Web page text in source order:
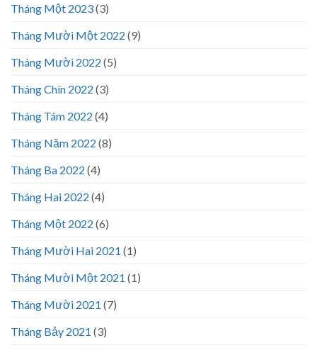
Tháng Một 2023(3)
Tháng Mười Một 2022 (9)
Tháng Mười 2022 (5)
Tháng Chín 2022 (3)
Tháng Tám 2022 (4)
Tháng Năm 2022 (8)
Tháng Ba 2022 (4)
Tháng Hai 2022 (4)
Tháng Một 2022 (6)
Tháng Mười Hai 2021 (1)
Tháng Mười Một 2021 (1)
Tháng Mười 2021 (7)
Tháng Bảy 2021 (3)